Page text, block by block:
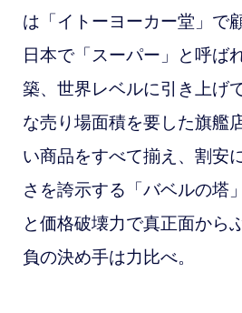
は「イトーヨーカー堂」で
日本で「スーパー」と呼ば
築、世界レベルに引き上げ
な売り場面積を要した旗艦
い商品をすべて揃え、割安
さを誇示する「バベルの塔
と価格破壊力で真正面から
負の決め手は力比べ。